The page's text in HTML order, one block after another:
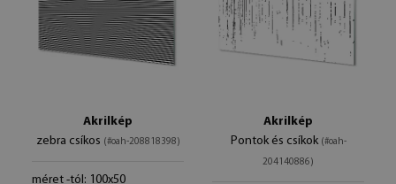
Akrilkép
zebra csíkos (#oah-208818398)
méret -tól: 100x50
Akrilkép
Pontok és csíkok (#oah-
204140886)